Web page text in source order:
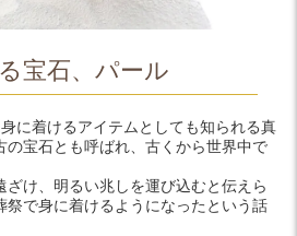
宝石、パール
に着けるアイテムとしても知られる真
の宝石とも呼ばれ、古くから世界中で
け、明るい兆しを運び込むと伝えら
祭で身に着けるようになったという話